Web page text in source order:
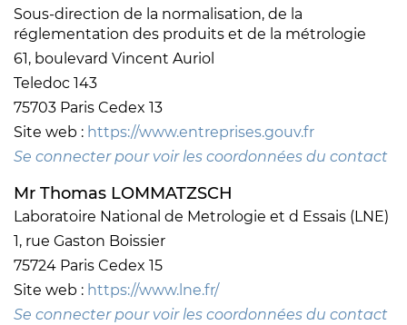
Sous-direction de la normalisation, de la
réglementation des produits et de la métrologie
61, boulevard Vincent Auriol
Teledoc 143
75703 Paris Cedex 13
Site web : https://www.entreprises.gouv.fr
Se connecter pour voir les coordonnées du contact
Mr Thomas LOMMATZSCH
Laboratoire National de Metrologie et d Essais (LNE)
1, rue Gaston Boissier
75724 Paris Cedex 15
Site web : https://www.lne.fr/
Se connecter pour voir les coordonnées du contact